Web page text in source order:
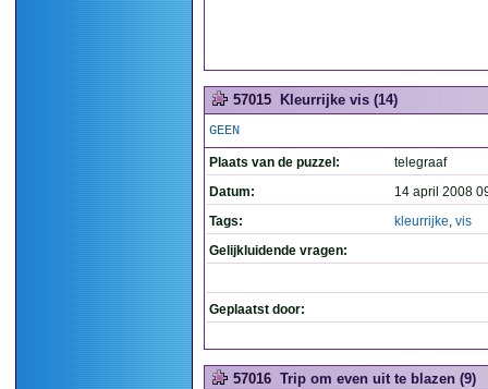
57015 Kleurrijke vis (14)
GEEN
Plaats van de puzzel:
telegraaf
Datum:
14 april 2008
Tags:
kleurrijke, vis
Gelijkluidende vragen:
Geplaatst door:
57016 Trip om even uit te blazen (9)